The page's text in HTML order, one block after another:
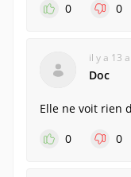
0
0
il y a 13
Doc
Elle ne voit rien
0
0